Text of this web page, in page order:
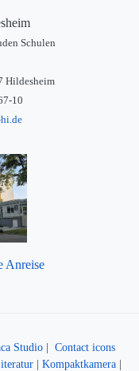
Schulen
Hildesheim
10
Anreise
Studio
Contact icons
Kompaktkamera